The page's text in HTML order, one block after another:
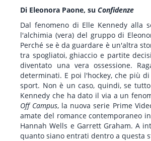
Di Eleonora Paone, suConfidenze
Dal fenomeno di Elle Kennedy
l'alchimia (vera) del gruppo di
Perché se è da guardare è un'altra
tra spogliatoi, ghiaccio e partite
diventato una vera ossessione.
determinati. E poi l'hockey, che più
sport. Non è un caso, quindi, se
Kennedy che ha dato il via a un
Off Campus, la nuova serie Prime
amate del romance contemporaneo
Hannah Wells e Garrett Graham. A
quanto siano entrati dentro a questa